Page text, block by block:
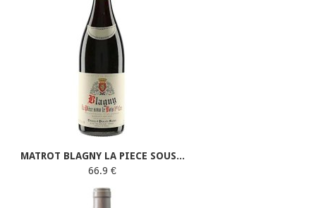
MATROT BLAGNY LA PIECE SOUS...
66.9 €